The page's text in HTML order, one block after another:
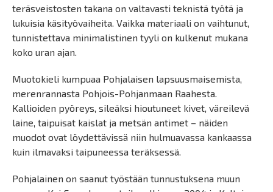
teräsveistosten takana on valtavasti teknistä työtä ja
lukuisia käsityövaiheita. Vaikka materiaali on vaihtunut,
tunnistettava minimalistinen tyyli on kulkenut mukana
koko uran ajan.
Muotokieli kumpuaa Pohjalaisen lapsuusmaisemista,
merenrannasta Pohjois-Pohjanmaan Raahesta.
Kallioiden pyöreys, sileäksi hioutuneet kivet, väreilevä
laine, taipuisat kaislat ja metsän antimet – näiden
muodot ovat löydettävissä niin hulmuavassa kankaassa
kuin ilmavaksi taipuneessa teräksessä.
Pohjalainen on saanut työstään tunnustuksena muun